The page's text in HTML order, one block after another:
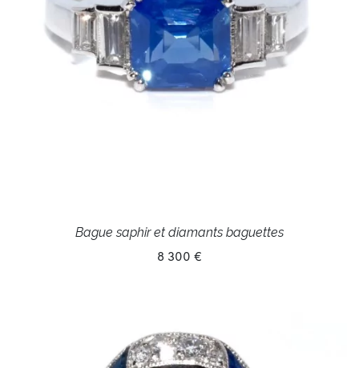
Bague saphir et diamants baguettes
8 300 €